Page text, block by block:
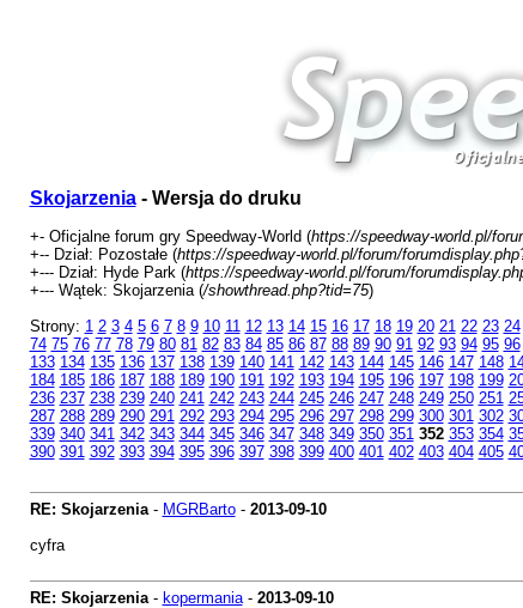
Skojarzenia- Wersja do druku
+- Oficjalne forum gry Speedway-World (https://speedway-world.pl/
+-- Dział: Pozostałe (https://speedway-world.pl/forum/
+--- Dział: Hyde Park (https://speedway-world.pl/forum/
+--- Wątek: Skojarzenia (/showthread.php?tid=75)
Strony: 1 2 3 4 5 6 7 8 9 10 11 12 13 14 15 16 17 18 19 20 21 22 23 24
74 75 76 77 78 79 80 81 82 83 84 85 86 87 88 89 90 91 92 93 94 95 96
133 134 135 136 137 138 139 140 141 142 143 144 145 146 147 148
184 185 186 187 188 189 190 191 192 193 194 195 196 197 198 199
236 237 238 239 240 241 242 243 244 245 246 247 248 249 250 251
287 288 289 290 291 292 293 294 295 296 297 298 299 300 301 302
339 340 341 342 343 344 345 346 347 348 349 350 351 352 353 354
390 391 392 393 394 395 396 397 398 399 400 401 402 403 404 405
RE: Skojarzenia- MGRBarto- 2013-09-10
cyfra
RE: Skojarzenia- kopermania- 2013-09-10